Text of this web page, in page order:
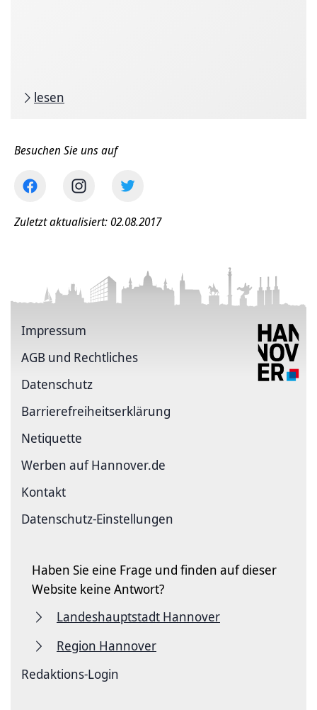
lesen
Besuchen Sie uns auf
Zuletzt aktualisiert: 02.08.2017
Impressum
AGB und Rechtliches
Datenschutz
Barriere­freiheits­erklärung
Netiquette
Werben auf Hannover.de
Kontakt
Datenschutz-Einstellungen
Haben Sie eine Frage und finden auf dieser
Website keine Antwort?
Landeshauptstadt Hannover
Region Hannover
Redaktions-Login